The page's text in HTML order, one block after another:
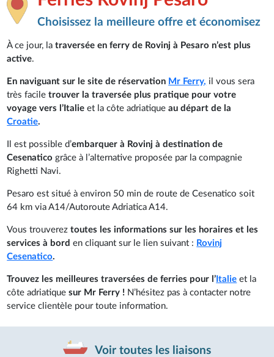
Choisissez la meilleure offre et économisez
À ce jour, latraversée en ferry de Rovinj à Pesaro n’est plus
active.
En naviguant sur le site de réservation Mr Ferry, il vous sera
très faciletrouver la traversée plus pratique pour votre
voyage vers l’Italie et la côte adriatiqueau départ de la
Croatie.
Il est possible d’embarquer à Rovinj à destination de
Cesenatico grâce à l’alternative proposée par la compagnie
Righetti Navi.
Pesaro est situé à environ 50 min de route de Cesenatico soit
64 km via A14/Autoroute Adriatica A14.
Vous trouvereztoutes les informations sur les horaires et les
services à bord en cliquant sur le lien suivant : Rovinj
Cesenatico.
Trouvez les meilleures traversées de ferries pour l’Italie et la
côte adriatiquesur Mr Ferry ! N’hésitez pas à contacter notre
service clientèle pour toute information.
Voir toutes les liaisons